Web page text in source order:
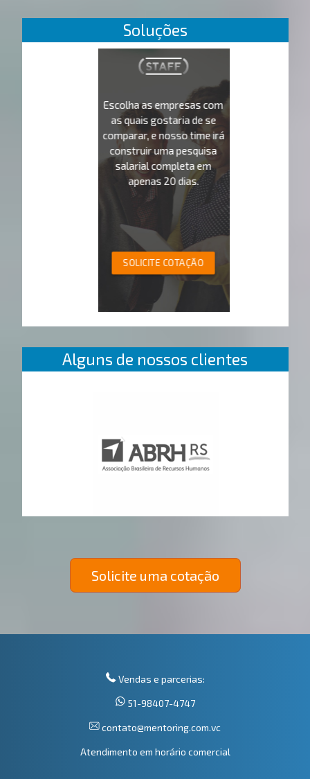
Soluções
Escolha as empresas com
as quais gostaria de se
comparar, e nosso time irá
construir uma pesquisa
salarial completa em
apenas 20 dias.
SOLICITE COTAÇÃO
Alguns de nossos clientes
Solicite uma cotação
Vendas e parcerias:
51-98407-4747
contato@mentoring.com.vc
Atendimento em horário comercial